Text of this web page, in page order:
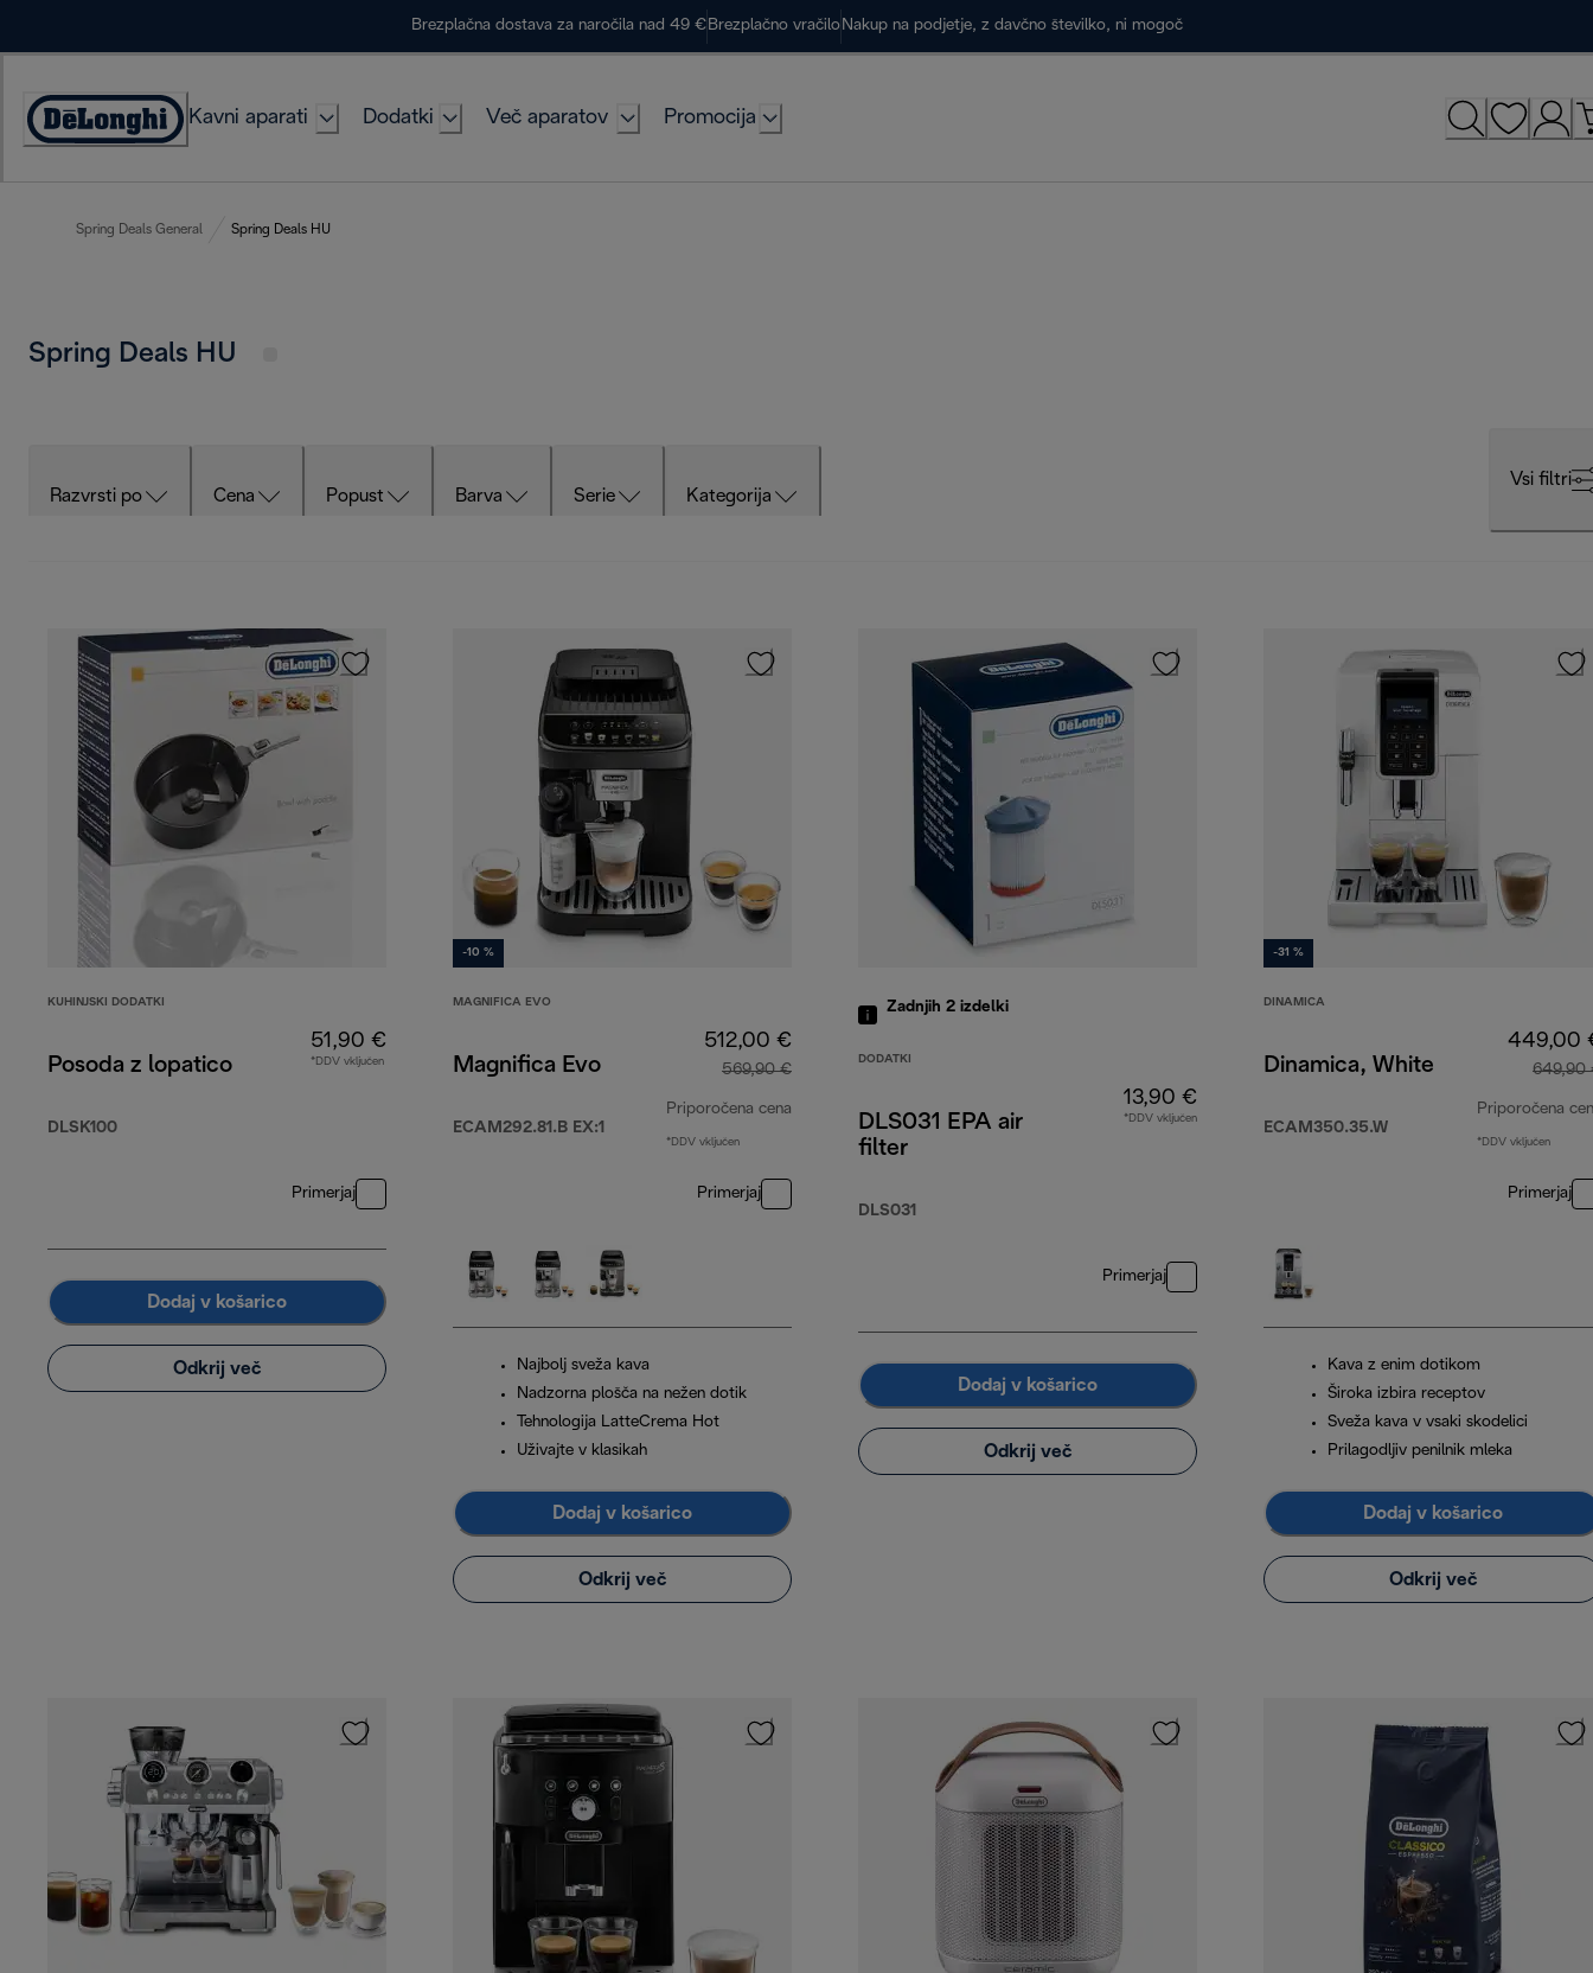
Brezplačna dostava za naročila nad 49 € Brezplačno vračilo Nakup na podjetje, z davčno številko, ni mogoč
Accessibility
Kavni aparati Dodatki Več aparatov Promocija
Spring Deals General Spring Deals HU
Spring Deals HU
Razvrsti po Cena Popust Barva Serie Kategorija
Vsi filtri
KUHINJSKI DODATKI
Posoda z lopatico
DLSK100
51,90 €
*DDV vključen
Primerjaj
Dodaj v košarico
Odkrij več
-10 %
MAGNIFICA EVO
Magnifica Evo
ECAM292.81.B EX:1
512,00 €
569,90 €
Priporočena cena
izvirna cena 569,90 €
*DDV vključen
Primerjaj
Najbolj sveža kava
Nadzorna plošča na nežen dotik
Tehnologija LatteCrema Hot
Uživajte v klasikah
Dodaj v košarico
Odkrij več
Zadnjih 2 izdelki
DODATKI
DLS031 EPA air
filter
DLS031
13,90 €
*DDV vključen
Primerjaj
Dodaj v košarico
Odkrij več
-31 %
DINAMICA
Dinamica, White
ECAM350.35.W
449,00
649,90
Priporočena
*DDV vključen
Primerjaj
Kava z enim dotikom
Široka izbira receptov
Sveža kava v vsaki skodelici
Prilagodljiv penilnik mleka
Dodaj v košarico
Odkrij več